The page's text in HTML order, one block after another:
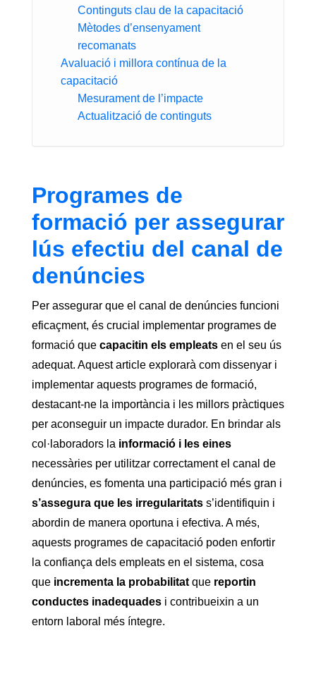
Continguts clau de la capacitació
Mètodes d’ensenyament
recomanats
Avaluació i millora contínua de la
capacitació
Mesurament de l’impacte
Actualització de continguts
Programes de
formació per assegurar
lús efectiu del canal de
denúncies
Per assegurar que el canal de denúncies funcioni
eficaçment, és crucial implementar programes de
formació que capacitin els empleatsen el seu ús
adequat. Aquest article explorarà com dissenyar i
implementar aquests programes de formació,
destacant-ne la importància i les millors pràctiques
per aconseguir un impacte durador. En brindar als
col·laboradors la informació i les eines
necessàries per utilitzar correctament el canal de
denúncies, es fomenta una participació més gran i
s’assegura que les irregularitatss’identifiquin i
abordin de manera oportuna i efectiva. A més,
aquests programes de capacitació poden enfortir
la confiança dels empleats en el sistema, cosa
que incrementa la probabilitatque reportin
conductes inadequadesi contribueixin a un
entorn laboral més íntegre.